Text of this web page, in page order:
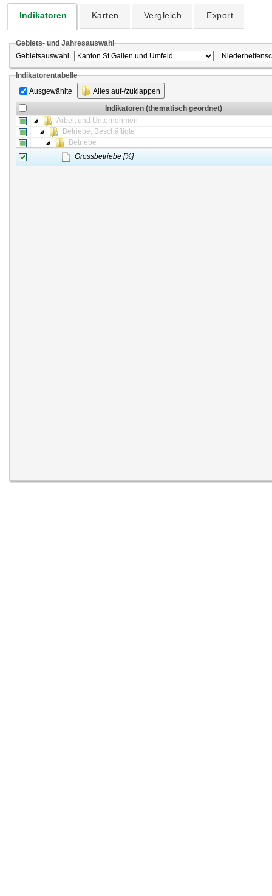
Indikatoren Karten Vergleich Export
Gebiets- und Jahresauswahl
Gebietsauswahl
Indikatorentabelle
Ausgewählte
Alles auf-/zuklappen
Indikatoren (thematisch geordnet)
Arbeit und Unternehmen
Betriebe, Beschäftigte
Betriebe
Grossbetriebe [%]